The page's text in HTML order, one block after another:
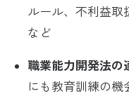
ルール、不利益取
など
職業能力開発法の
にも教育訓練の機